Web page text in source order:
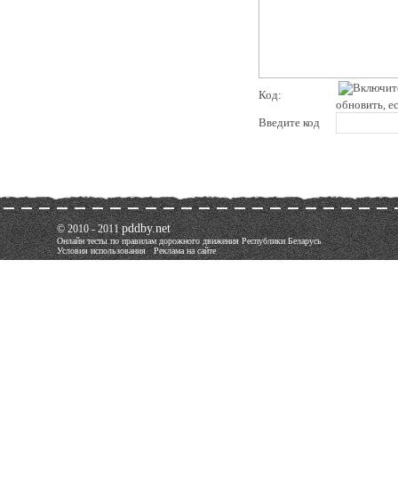
Код:
обновить,
Введите код
© 2010 - 2011pddby.net
Онлайн тесты по правилам дорожного движения Республики Беларусь
Условия использования
Реклама на сайте